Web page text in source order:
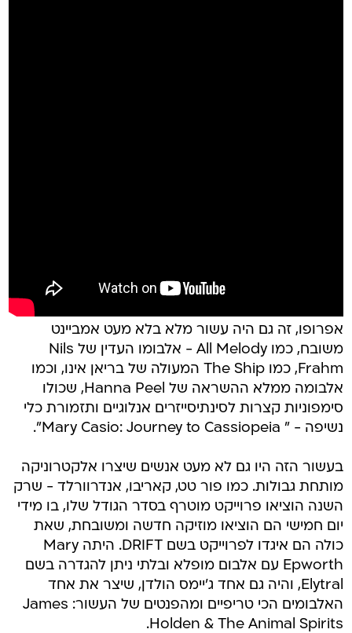
אפרופו, זה גם היה עשור מלא בלא מעט אמביינט
משובח, כמו All Melody - אלבומו העדין של Nils
Frahm, כמו The Ship המעולה של בריאן אינו, וכמו
אלבומה ממלא ההשראה של Hanna Peel, שכולו
סימפוניות קצרות לסינתיסייזרים אנלוגיים ותזמורת כלי
נשיפה - " Mary Casio: Journey to Cassiopeia".
בעשור הזה היו גם לא מעט אנשים שיצרו אלקטרוניקה
מותחת גבולות. כמו פור טט, קאריבו, אנדרוורלד - שרק
השנה הוציאו פרוייקט מוטרף בסדר הגודל שלו, בו מידי
יום חמישי הם הוציאו מוזיקה חדשה ומשובחת, שאת
כולה הם איגדו לפרוייקט בשם DRIFT. היתה Mary
Epworth עם אלבום מופלא ובלתי ניתן להגדרה בשם
Elytral, והיה גם אחד ג'יימס הולדן, שיצר את אחד
האלבומים הכי טריפיים ומהפנטים של העשור: James
Holden & The Animal Spirits.